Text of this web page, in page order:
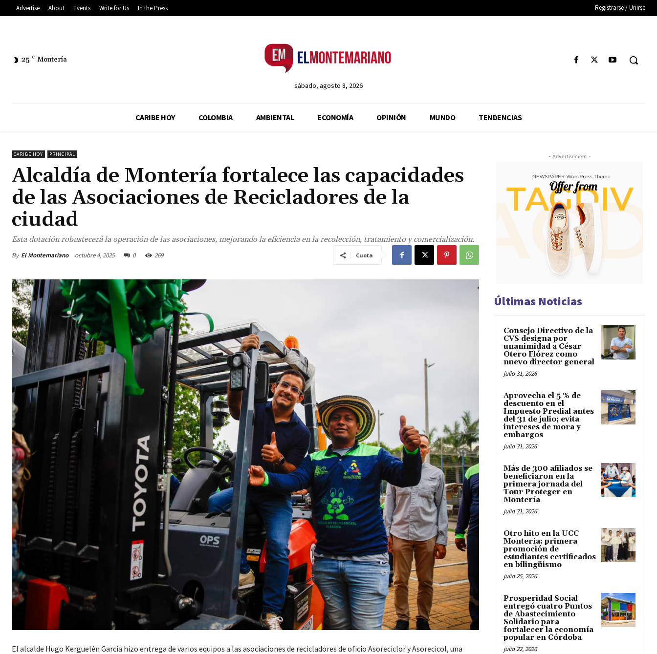
Advertise About Events Write for Us In the Press Registrarse / Unirse
25 C Montería
sábado, agosto 8, 2026
CARIBE HOY COLOMBIA AMBIENTAL ECONOMÍA OPINIÓN MUNDO TENDENCIAS
CARIBE HOY PRINCIPAL
Alcaldía de Montería fortalece las capacidades
de las Asociaciones de Recicladores de la
ciudad
Esta dotación robustecerá la operación de las asociaciones, mejorando la eficiencia en la recolección, tratamiento y comercialización.
By El Montemariano octubre 4, 2025 0 269 Cuota
El alcalde Hugo Kerguelén García hizo entrega de varios equipos a las asociaciones de recicladores de oficio Asoreciclor y Asorecicol, una
- Advertisement -
Últimas Noticias
Consejo Directivo de la
CVS designa por
unanimidad a César
Otero Flórez como
nuevo director general
julio 31, 2026
Aprovecha el 5 % de
descuento en el
Impuesto Predial antes
del 31 de julio; evita
intereses de mora y
embargos
julio 31, 2026
Más de 300 afiliados se
beneficiaron en la
primera jornada del
Tour Proteger en
Montería
julio 31, 2026
Otro hito en la UCC
Montería: primera
promoción de
estudiantes certificados
en bilingüismo
julio 25, 2026
Prosperidad Social
entregó cuatro Puntos
de Abastecimiento
Solidario para
fortalecer la economía
popular en Córdoba
julio 22, 2026